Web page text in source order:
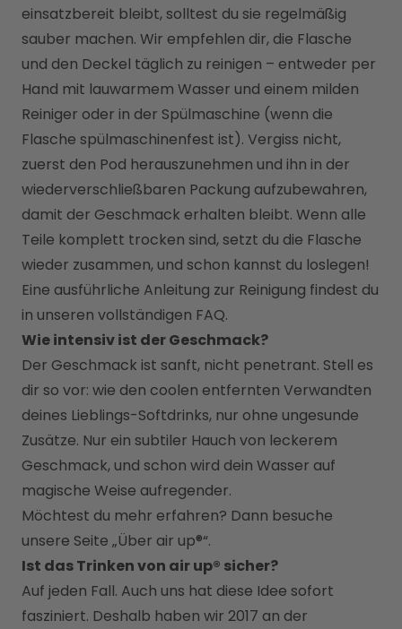
einsatzbereit bleibt, solltest du sie regelmäßig
sauber machen. Wir empfehlen dir, die Flasche
und den Deckel täglich zu reinigen – entweder per
Hand mit lauwarmem Wasser und einem milden
Reiniger oder in der Spülmaschine (wenn die
Flasche spülmaschinenfest ist). Vergiss nicht,
zuerst den Pod herauszunehmen und ihn in der
wiederverschließbaren Packung aufzubewahren,
damit der Geschmack erhalten bleibt. Wenn alle
Teile komplett trocken sind, setzt du die Flasche
wieder zusammen, und schon kannst du loslegen!
Eine ausführliche Anleitung zur Reinigung findest du
in unseren vollständigen FAQ.
Wie intensiv ist der Geschmack?
Der Geschmack ist sanft, nicht penetrant. Stell es
dir so vor: wie den coolen entfernten Verwandten
deines Lieblings-Softdrinks, nur ohne ungesunde
Zusätze. Nur ein subtiler Hauch von leckerem
Geschmack, und schon wird dein Wasser auf
magische Weise aufregender.
Möchtest du mehr erfahren? Dann besuche
unsere Seite „Über air up®“.
Ist das Trinken von air up® sicher?
Auf jeden Fall. Auch uns hat diese Idee sofort
fasziniert. Deshalb haben wir 2017 an der